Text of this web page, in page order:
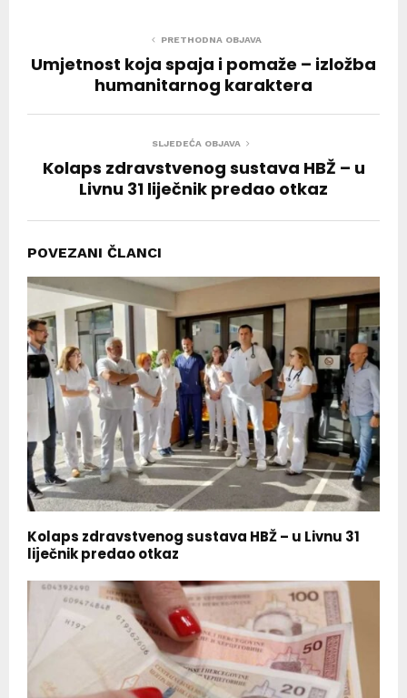
PRETHODNA OBJAVA
Umjetnost koja spaja i pomaže – izložba
humanitarnog karaktera
SLJEDEĆA OBJAVA
Kolaps zdravstvenog sustava HBŽ – u
Livnu 31 liječnik predao otkaz
POVEZANI ČLANCI
Kolaps zdravstvenog sustava HBŽ – u Livnu 31
liječnik predao otkaz